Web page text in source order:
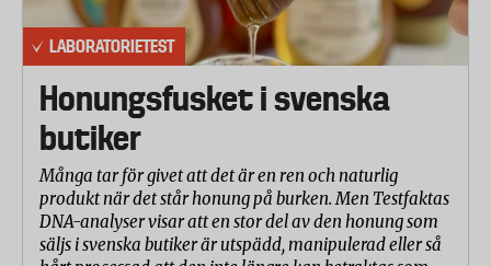
LABORATORIETEST
Honungsfusket i svenska
butiker
Många tar för givet att det är en ren och naturlig
produkt när det står honung på burken. Men Testfaktas
DNA-analyser visar att en stor del av den honung som
säljs i svenska butiker är utspädd, manipulerad eller så